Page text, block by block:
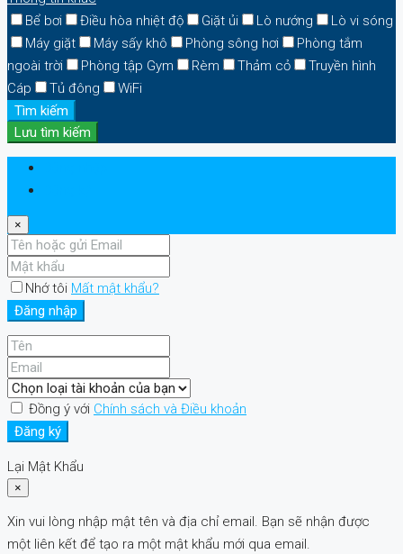
Bể bơi
Điều hòa nhiệt độ Giặt ủi Lò nướng
Lò vi sóng
Máy giặt
Máy sấy khô Phòng sông hơi
Phòng tắm
ngoài trời
Phòng tập Gym Rèm Thảm cỏ
Truyền hình
Cáp
Tủ đông
WiFi
Tìm kiếm
Lưu tìm kiếm
×
Nhớ tôi Mất mật khẩu?
Đăng nhập
Đồng ý với Chính sách và Điều khoản
Đăng ký
Lại Mật Khẩu
×
Xin vui lòng nhập mật tên và địa chỉ email. Bạn sẽ nhận được
một liên kết để tạo ra một mật khẩu mới qua email.